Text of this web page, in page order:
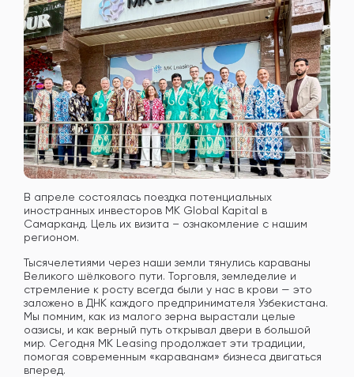
В апреле состоялась поездка потенциальных
иностранных инвесторов MK Global Kapital в
Самарканд. Цель их визита – ознакомление с нашим
регионом.
Тысячелетиями через наши земли тянулись караваны
Великого шёлкового пути. Торговля, земледелие и
стремление к росту всегда были у нас в крови — это
заложено в ДНК каждого предпринимателя Узбекистана.
Мы помним, как из малого зерна вырастали целые
оазисы, и как верный путь открывал двери в большой
мир. Сегодня MK Leasing продолжает эти традиции,
помогая современным «караванам» бизнеса двигаться
вперед.